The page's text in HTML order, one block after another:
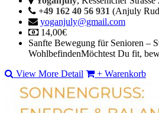
+49 162 40 56 931 (Anjuly
yoganjuly@gmail.com
14,00€
Sanfte Bewegung für Senioren –
WohlbefindenMöchtest Du fit,
View More Detail
+ Warenkorb